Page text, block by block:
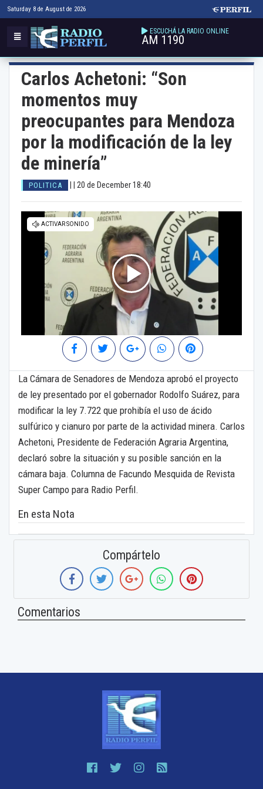
Saturday 8 de August de 2026
ESCUCHÁ LA RADIO ONLINE
AM 1190
Carlos Achetoni: “Son
momentos muy
preocupantes para Mendoza
por la modificación de la ley
de minería”
POLITICA 20 de December 18:40
La Cámara de Senadores de Mendoza aprobó el proyecto
de ley presentado por el gobernador Rodolfo Suárez, para
modificar la ley 7.722 que prohibía el uso de ácido
sulfúrico y cianuro por parte de la actividad minera. Carlos
Achetoni, Presidente de Federación Agraria Argentina,
declaró sobre la situación y su posible sanción en la
cámara baja. Columna de Facundo Mesquida de Revista
Super Campo para Radio Perfil.
En esta Nota
Compártelo
Comentarios